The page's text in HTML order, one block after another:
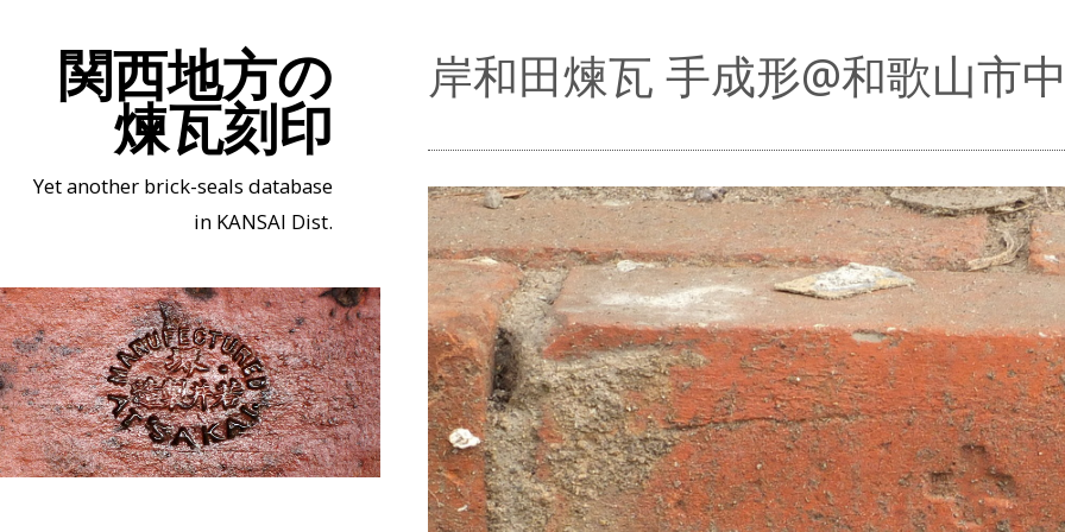
関西地方の
煉瓦刻印
Yet another brick-seals database
in KANSAI Dist.
岸和田煉瓦 手成形@和歌山市